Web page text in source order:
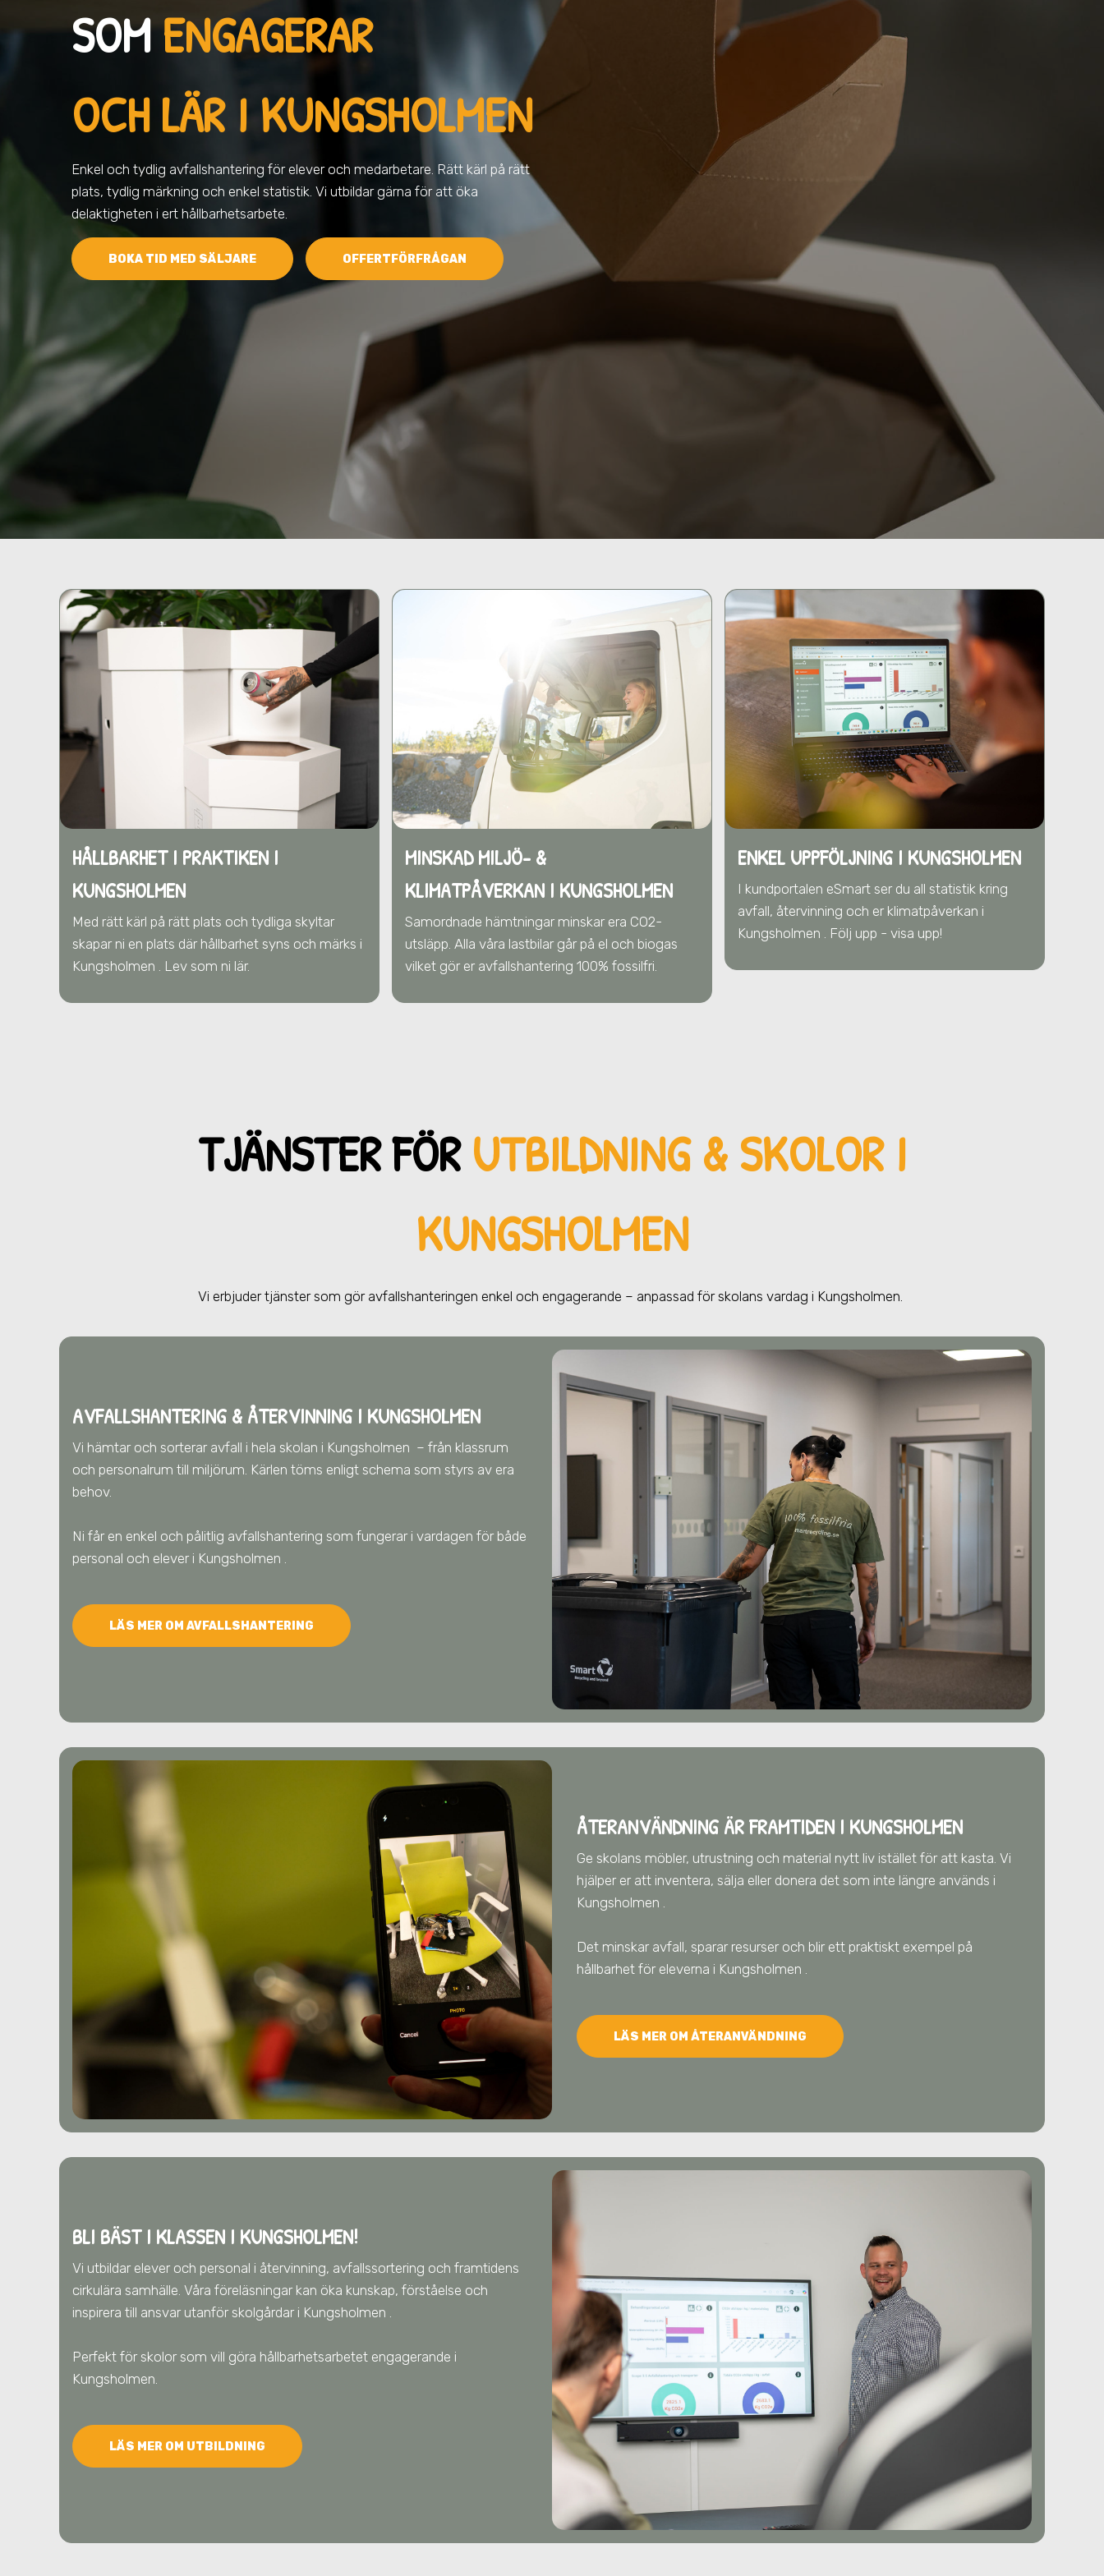
SOMENGAGERAR
OCH LÄR I KUNGSHOLMEN
Enkel och tydlig avfallshantering för elever och medarbetare. Rätt kärl på rätt
plats, tydlig märkning och enkel statistik. Vi utbildar gärna för att öka
delaktigheten i ert hållbarhetsarbete.
BOKA TID MED SÄLJARE OFFERTFÖRFRÅGAN
HÅLLBARHET I PRAKTIKEN I
KUNGSHOLMEN
Med rätt kärl på rätt plats och tydliga skyltar
skapar ni en plats där hållbarhet syns och märks i
Kungsholmen . Lev som ni lär.
MINSKAD MILJÖ- &
KLIMATPÅVERKAN I KUNGSHOLMEN
Samordnade hämtningar minskar era CO2-
utsläpp. Alla våra lastbilar går på el och biogas
vilket gör er avfallshantering 100% fossilfri.
ENKEL UPPFÖLJNING I KUNGSHOLMEN
I kundportalen eSmart ser du all statistik kring
avfall, återvinning och er klimatpåverkan i
Kungsholmen . Följ upp - visa upp!
TJÄNSTER FÖRUTBILDNING & SKOLOR I
KUNGSHOLMEN
Vi erbjuder tjänster som gör avfallshanteringen enkel och engagerande – anpassad för skolans vardag i Kungsholmen.
AVFALLSHANTERING & ÅTERVINNING I KUNGSHOLMEN
Vi hämtar och sorterar avfall i hela skolan i Kungsholmen – från klassrum
och personalrum till miljörum. Kärlen töms enligt schema som styrs av era
behov.
Ni får en enkel och pålitlig avfallshantering som fungerar i vardagen för både
personal och elever i Kungsholmen
LÄS MER OM AVFALLSHANTERING
ÅTERANVÄNDNING ÄR FRAMTIDEN I KUNGSHOLMEN
Ge skolans möbler, utrustning och material nytt liv istället för att kasta. Vi
hjälper er att inventera, sälja eller donera det som inte längre används i
Kungsholmen
Det minskar avfall, sparar resurser och blir ett praktiskt exempel på
hållbarhet för eleverna i Kungsholmen
LÄS MER OM ÅTERANVÄNDNING
BLI BÄST I KLASSEN I KUNGSHOLMEN!
Vi utbildar elever och personal i återvinning, avfallssortering och framtidens
cirkulära samhälle. Våra föreläsningar kan öka kunskap, förståelse och
inspirera till ansvar utanför skolgårdar i Kungsholmen .
Perfekt för skolor som vill göra hållbarhetsarbetet engagerande i
Kungsholmen.
LÄS MER OM UTBILDNING